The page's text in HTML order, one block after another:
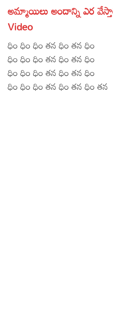
అమ్మాయిలు అందాన్ని ఎర
Video
ధిం ధిం ధిం తన ధిం తన ధిం
ధిం ధిం ధిం తన ధిం తన ధిం
ధిం ధిం ధిం తన ధిం తన ధిం
ధిం ధిం ధిం తన ధిం తన ధిం తన